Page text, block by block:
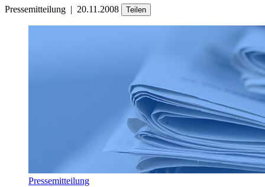
Pressemitteilung | 20.11.2008 Teilen
Pressemitteilung